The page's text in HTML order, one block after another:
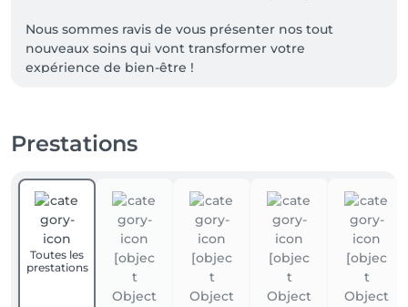
Nous sommes ravis de vous présenter nos tout
nouveaux soins qui vont transformer votre
expérience de bien-être !
pour stimuler la circulation sanguine, améliorer
vieillissement. Une méthode innovante pour un teint
éclatant et revitalisé
🧬 **Soins aux Exosomes** : Plongez dans l'avenir des
soins de la peau avec nos traitements aux exosomes.
Ces puissants agents régénérateurs (cellules souches
de rose de Dama )
Prestations
Toutes les
prestations